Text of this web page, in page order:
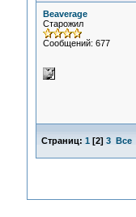
Beaverage
Старожил
Сообщений: 677
Страниц: 1 [2] 3 Все